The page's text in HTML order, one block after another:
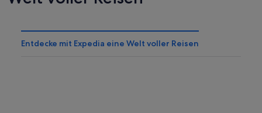
Entdecke mit Expedia eine Welt voller Reisen